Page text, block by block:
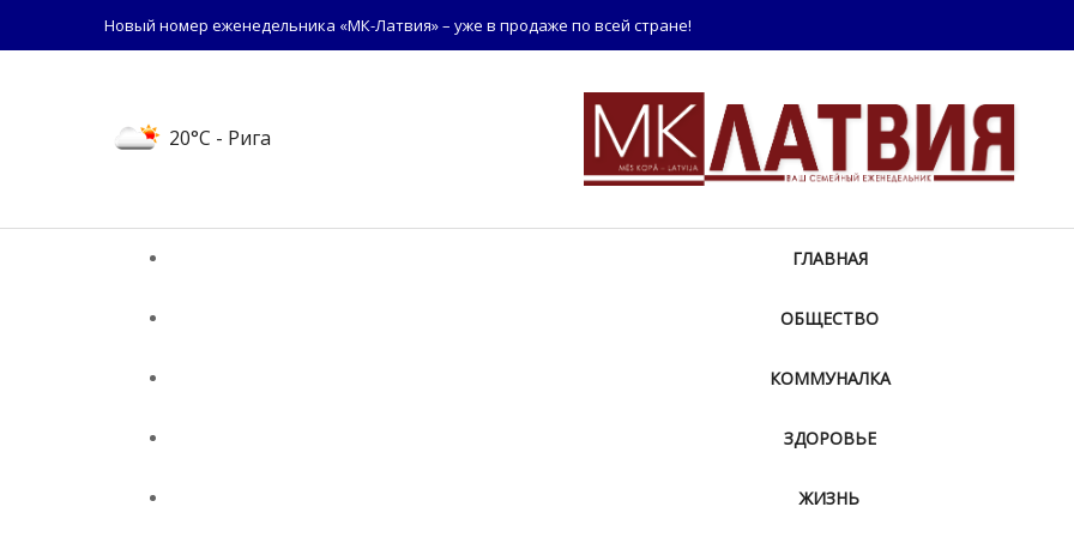
Новый номер еженедельника «МК-Латвия» – уже в продаже по всей стране!
20°C - Рига
ГЛАВНАЯ
ОБЩЕСТВО
КОММУНАЛКА
ЗДОРОВЬЕ
ЖИЗНЬ